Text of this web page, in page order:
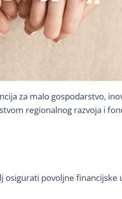
za malo gospodarstvo,
regionalnog razvoja i
osigurati povoljne